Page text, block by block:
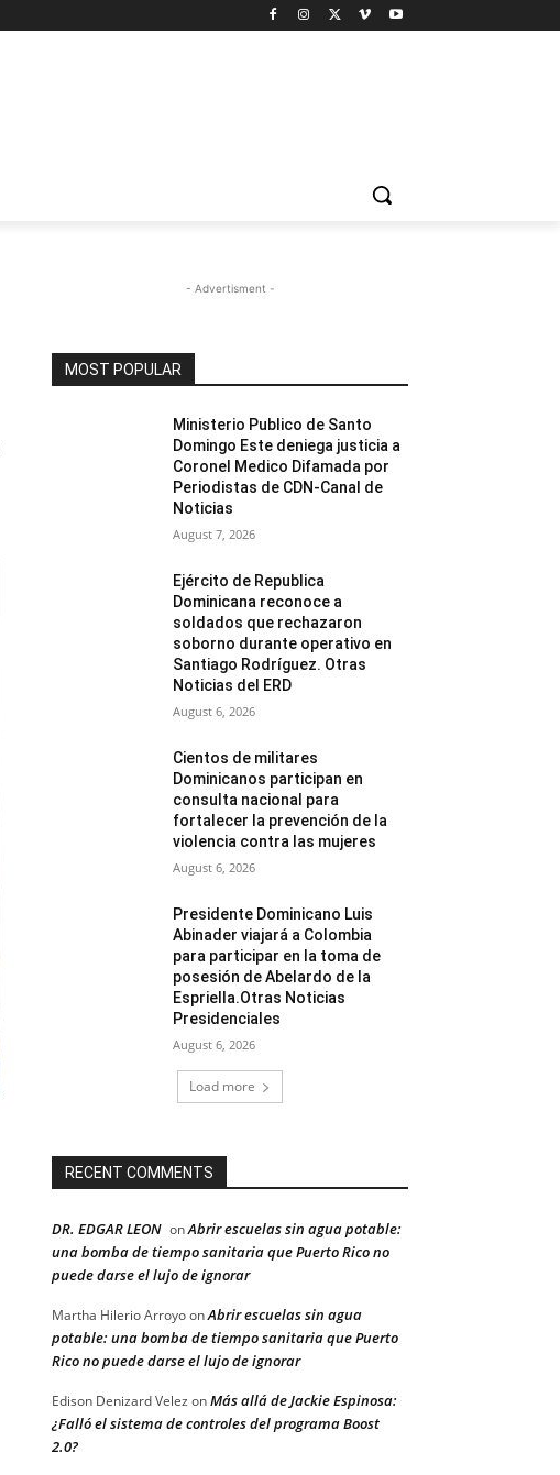
- Advertisment -
MOST POPULAR
Ministerio Publico de Santo
Domingo Este deniega justicia a
Coronel Medico Difamada por
Periodistas de CDN-Canal de
Noticias
August 7, 2026
Ejército de Republica
Dominicana reconoce a
soldados que rechazaron
soborno durante operativo en
Santiago Rodríguez. Otras
Noticias del ERD
August 6, 2026
Cientos de militares
Dominicanos participan en
consulta nacional para
fortalecer la prevención de la
violencia contra las mujeres
August 6, 2026
Presidente Dominicano Luis
Abinader viajará a Colombia
para participar en la toma de
posesión de Abelardo de la
Espriella.Otras Noticias
Presidenciales
August 6, 2026
Load more
RECENT COMMENTS
DR. EDGAR LEON onAbrir escuelas sin agua potable:
una bomba de tiempo sanitaria que Puerto Rico no
puede darse el lujo de ignorar
Martha Hilerio ArroyoonAbrir escuelas sin agua
potable: una bomba de tiempo sanitaria que Puerto
Rico no puede darse el lujo de ignorar
Edison Denizard Velez onMás allá de Jackie Espinosa:
¿Falló el sistema de controles del programa Boost
2.0?